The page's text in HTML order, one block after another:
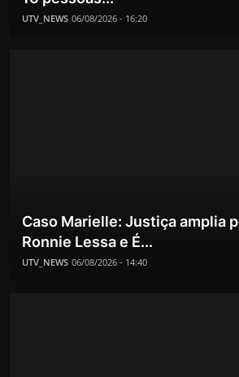
UTV_NEWS 06/08/2026 - 16:20
Caso Marielle: Justiça amplia
Ronnie Lessa e É...
UTV_NEWS 06/08/2026 - 14:40